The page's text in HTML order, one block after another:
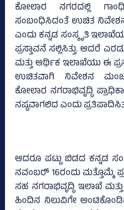
ಕೋಲಾರ ನಗರದಲ್ಲಿ
ಸಂಬಂಧಿಸಿದಂತೆ ಉಚಿತ
ಎಂದು ಕನ್ನಡ ಸಂಸ್ಕೃತಿ
ಪ್ರಸ್ತಾವನೆ ಸಲ್ಲಿಸಿತ್ತು. ಆದರೆ
ಮತ್ತು ಆರ್ಥಿಕ ಇಲಾಖೆಯು ಈ
ಉಚಿತವಾಗಿ ನಿವೇಶನ
ಕೋಲಾರ ನಗರಾಭಿವೃದ್ಧಿ
ನಷ್ಟವಾಗಲಿದ ಎಂದು
ಆದರೂ ಪಟ್ಟು ಬಿಡದ ಕನ್ನಡ
ನವಂಬರ್‍‌ 16ರಂದು ಮತ್ತೊಮ್ಮೆ
ಸಹ ನಗರಾಭಿವೃದ್ಧಿ ಇಲಾಖೆ
ಹಿಂದಿನ ನಿಲುವಿಗೇ